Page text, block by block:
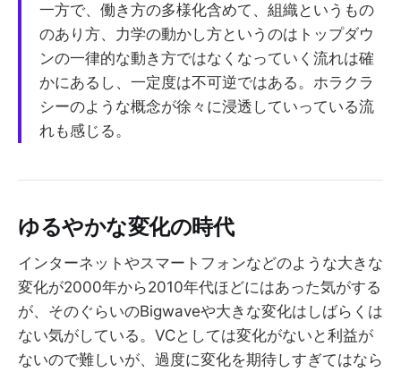
一方で、働き方の多様化含めて、組織というもの
のあり方、力学の動かし方というのはトップダウ
ンの一律的な動き方ではなくなっていく流れは確
かにあるし、一定度は不可逆ではある。ホラクラ
シーのような概念が徐々に浸透していっている流
れも感じる。
ゆるやかな変化の時代
インターネットやスマートフォンなどのような大きな
変化が2000年から2010年代ほどにはあった気がする
が、そのぐらいのBigwaveや大きな変化はしばらくは
ない気がしている。VCとしては変化がないと利益が
ないので難しいが、過度に変化を期待しすぎてはなら